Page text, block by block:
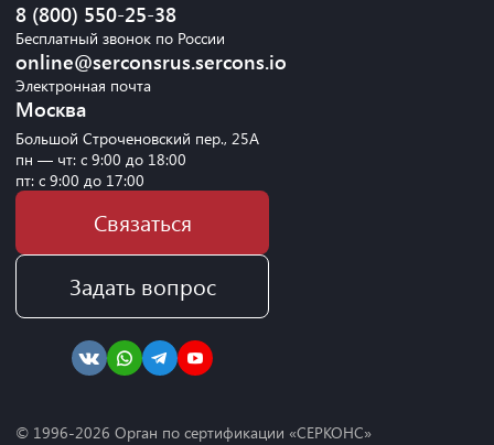
8 (800) 550-25-38
Бесплатный звонок по России
online@serconsrus.sercons.io
Электронная почта
Москва
Большой Строченовский пер., 25А
пн — чт: с 9:00 до 18:00
пт: с 9:00 до 17:00
Связаться
Задать вопрос
© 1996-2026 Орган по сертификации «СЕРКОНС»